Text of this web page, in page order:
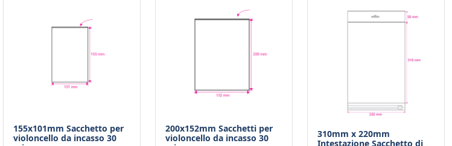
155x101mm Sacchetto per
violoncello da incasso 30
200x152mm Sacchetti per
violoncello da incasso 30
310mm x 220mm
Intestazione Sacchetto di